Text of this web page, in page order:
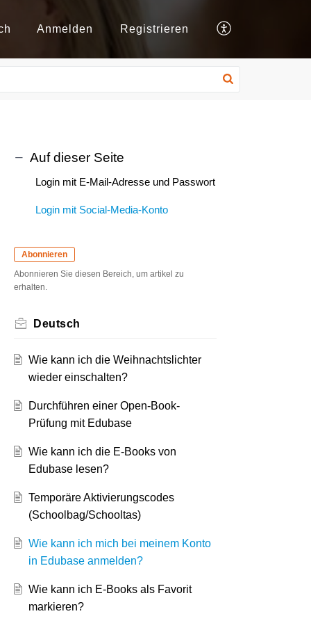
Anmelden Registrieren
Auf dieser Seite
Login mit E-Mail-Adresse und Passwort
Login mit Social-Media-Konto
Abonnieren
Abonnieren Sie diesen Bereich, um artikel zu
erhalten.
Deutsch
Wie kann ich die Weihnachtslichter
wieder einschalten?
Durchführen einer Open-Book-
Prüfung mit Edubase
Wie kann ich die E-Books von
Edubase lesen?
Temporäre Aktivierungscodes
(Schoolbag/Schooltas)
Wie kann ich mich bei meinem Konto
in Edubase anmelden?
Wie kann ich E-Books als Favorit
markieren?